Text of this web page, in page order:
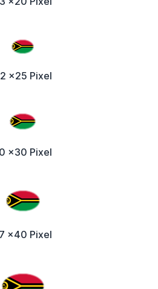
x25 Pixel
x30 Pixel
x40 Pixel